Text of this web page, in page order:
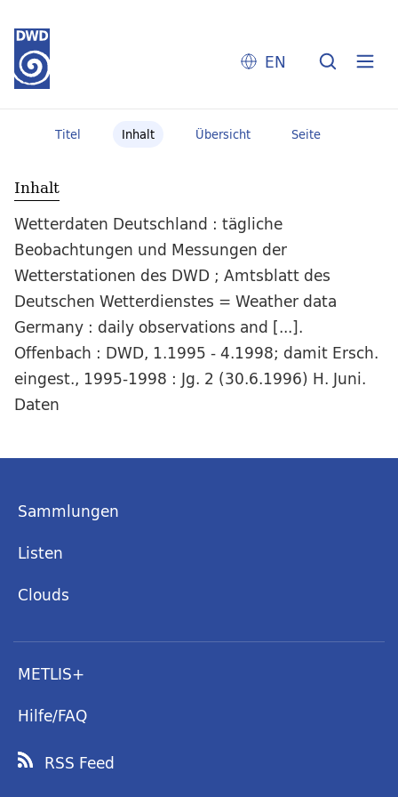
EN
Titel Inhalt Übersicht Seite
Inhalt
Wetterdaten Deutschland : tägliche
Beobachtungen und Messungen der
Wetterstationen des DWD ; Amtsblatt des
Deutschen Wetterdienstes = Weather data
Germany : daily observations and [...].
Offenbach : DWD, 1.1995 - 4.1998; damit Ersch.
eingest., 1995-1998 : Jg. 2 (30.6.1996) H. Juni.
Daten
Sammlungen
Listen
Clouds
METLIS+
Hilfe/FAQ
RSS Feed